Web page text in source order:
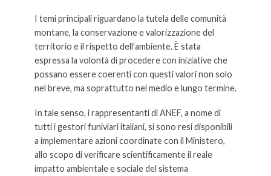
I temi principali riguardano la tutela delle comunità
montane, la conservazione e valorizzazione del
territorio e il rispetto dell’ambiente. È stata
espressa la volontà di procedere con iniziative che
possano essere coerenti con questi valori non solo
nel breve, ma soprattutto nel medio e lungo termine.
In tale senso, i rappresentanti di ANEF, a nome di
tutti i gestori funiviari italiani, si sono resi disponibili
a implementare azioni coordinate con il Ministero,
allo scopo di verificare scientificamente il reale
impatto ambientale e sociale del sistema